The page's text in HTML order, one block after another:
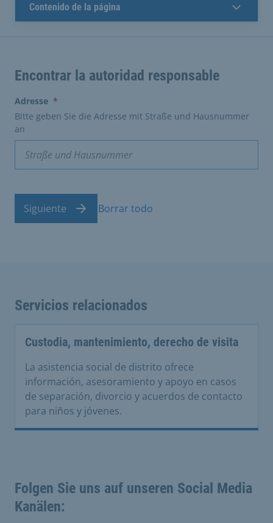
Contenido de la página
Encontrar la autoridad responsable
Adresse *
Bitte geben Sie die Adresse mit Straße und Hausnummer
an
Siguiente Borrar todo
Servicios relacionados
Custodia, mantenimiento, derecho de visita
La asistencia social de distrito ofrece
información, asesoramiento y apoyo en casos
de separación, divorcio y acuerdos de contacto
para niños y jóvenes.
Folgen Sie uns auf unseren Social Media
Kanälen: